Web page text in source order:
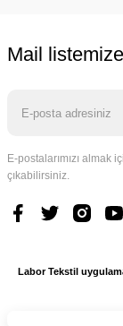
Cerrahi bone
99,00 TL
Mail
E-postalarımızı
çıkabilirsiniz.
Labor Tekstil